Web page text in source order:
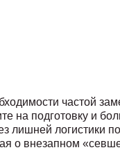
частой
на подготовку и
лишней логистики
о внезапном